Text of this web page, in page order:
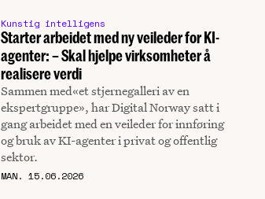
Kunstig intelligens
Starter arbeidet med ny veileder for KI-
agenter: – Skal hjelpe virksomheter å
realisere verdi
Sammen med«et stjernegalleri av en
ekspertgruppe», har Digital Norway satt i
gang arbeidet med en veileder for innføring
og bruk av KI-agenter i privat og offentlig
sektor.
MAN. 15.06.2026